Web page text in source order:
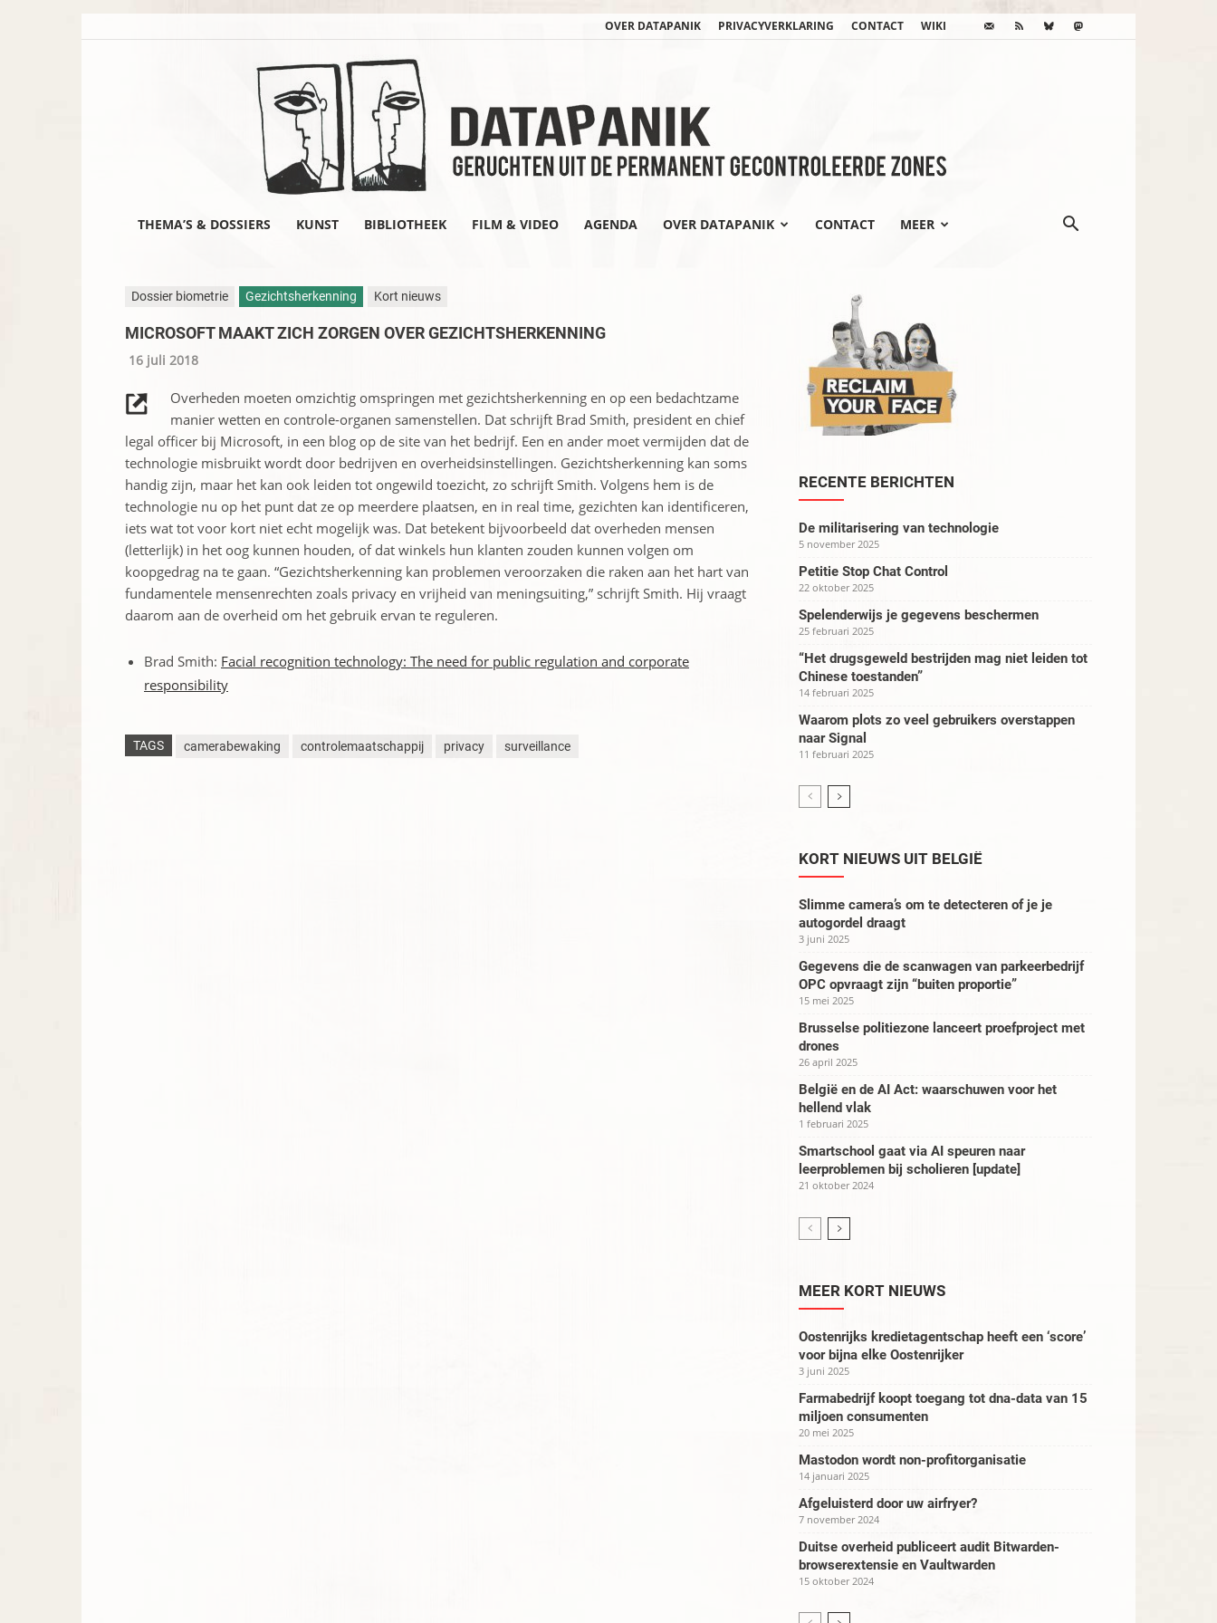
OVER DATAPANIK PRIVACYVERKLARING CONTACT WIKI
THEMA’S & DOSSIERS KUNST BIBLIOTHEEK FILM & VIDEO AGENDA OVER DATAPANIK CONTACT MEER
Dossier biometrie Gezichtsherkenning Kort nieuws
MICROSOFT MAAKT ZICH ZORGEN OVER GEZICHTSHERKENNING
16 juli 2018
Overheden moeten omzichtig omspringen met gezichtsherkenning en op een bedachtzame
manier wetten en controle-organen samenstellen. Dat schrijft Brad Smith, president en chief
legal officer bij Microsoft, in een blog op de site van het bedrijf. Een en ander moet vermijden dat de
technologie misbruikt wordt door bedrijven en overheidsinstellingen. Gezichtsherkenning kan soms
handig zijn, maar het kan ook leiden tot ongewild toezicht, zo schrijft Smith. Volgens hem is de
technologie nu op het punt dat ze op meerdere plaatsen, en in real time, gezichten kan identificeren,
iets wat tot voor kort niet echt mogelijk was. Dat betekent bijvoorbeeld dat overheden mensen
(letterlijk) in het oog kunnen houden, of dat winkels hun klanten zouden kunnen volgen om
koopgedrag na te gaan. “Gezichtsherkenning kan problemen veroorzaken die raken aan het hart van
fundamentele mensenrechten zoals privacy en vrijheid van meningsuiting,” schrijft Smith. Hij vraagt
daarom aan de overheid om het gebruik ervan te reguleren.
Brad Smith: Facial recognition technology: The need for public regulation and corporate
responsibility
TAGS camerabewaking controlemaatschappij privacy surveillance
RECENTE BERICHTEN
De militarisering van technologie
5 november 2025
Petitie Stop Chat Control
22 oktober 2025
Spelenderwijs je gegevens beschermen
25 februari 2025
“Het drugsgeweld bestrijden mag niet leiden tot
Chinese toestanden”
14 februari 2025
Waarom plots zo veel gebruikers overstappen
naar Signal
11 februari 2025
KORT NIEUWS UIT BELGIË
Slimme camera’s om te detecteren of je je
autogordel draagt
3 juni 2025
Gegevens die de scanwagen van parkeerbedrijf
OPC opvraagt zijn “buiten proportie”
15 mei 2025
Brusselse politiezone lanceert proefproject met
drones
26 april 2025
België en de AI Act: waarschuwen voor het
hellend vlak
1 februari 2025
Smartschool gaat via AI speuren naar
leerproblemen bij scholieren [update]
21 oktober 2024
MEER KORT NIEUWS
Oostenrijks kredietagentschap heeft een ‘score’
voor bijna elke Oostenrijker
3 juni 2025
Farmabedrijf koopt toegang tot dna-data van 15
miljoen consumenten
20 mei 2025
Mastodon wordt non-profitorganisatie
14 januari 2025
Afgeluisterd door uw airfryer?
7 november 2024
Duitse overheid publiceert audit Bitwarden-
browserextensie en Vaultwarden
15 oktober 2024